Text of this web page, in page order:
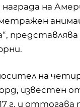
на
на
известен от
г. и